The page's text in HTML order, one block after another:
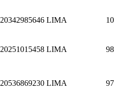
20342985646 LIMA
20251015458 LIMA
20536869230 LIMA